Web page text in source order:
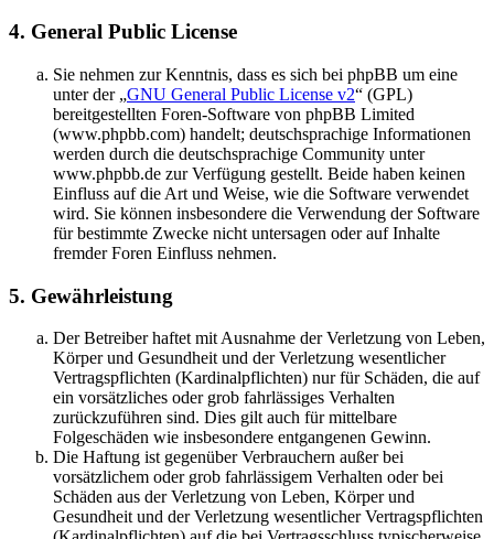
4. General Public License
Sie nehmen zur Kenntnis, dass es sich bei phpBB um eine
unter der „GNU General Public License v2“ (GPL)
bereitgestellten Foren-Software von phpBB Limited
(www.phpbb.com) handelt; deutschsprachige Informationen
werden durch die deutschsprachige Community unter
www.phpbb.de zur Verfügung gestellt. Beide haben keinen
Einfluss auf die Art und Weise, wie die Software verwendet
wird. Sie können insbesondere die Verwendung der Software
für bestimmte Zwecke nicht untersagen oder auf Inhalte
fremder Foren Einfluss nehmen.
5. Gewährleistung
Der Betreiber haftet mit Ausnahme der Verletzung von Leben,
Körper und Gesundheit und der Verletzung wesentlicher
Vertragspflichten (Kardinalpflichten) nur für Schäden, die auf
ein vorsätzliches oder grob fahrlässiges Verhalten
zurückzuführen sind. Dies gilt auch für mittelbare
Folgeschäden wie insbesondere entgangenen Gewinn.
Die Haftung ist gegenüber Verbrauchern außer bei
vorsätzlichem oder grob fahrlässigem Verhalten oder bei
Schäden aus der Verletzung von Leben, Körper und
Gesundheit und der Verletzung wesentlicher Vertragspflichten